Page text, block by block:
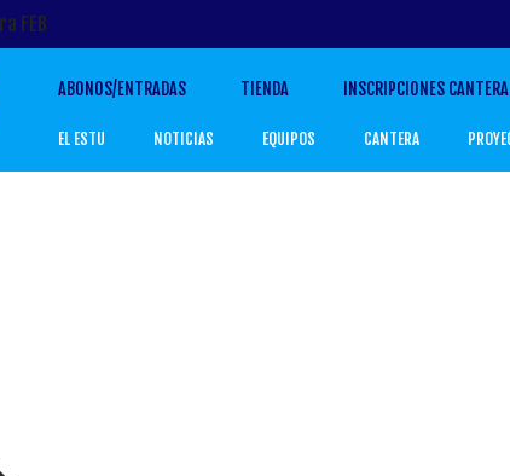
ABONOS/ENTRADAS TIENDA INSCRIPCIONES CANTERA
EL ESTU NOTICIAS EQUIPOS CANTERA